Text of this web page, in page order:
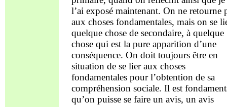
l’ai exposé maintenant. On ne retourne
aux choses fondamentales, mais on se
quelque chose de secondaire, à quelque
chose qui est la pure apparition d’une
conséquence. On doit toujours être en
situation de se lier aux choses
fondamentales pour l’obtention de sa
compréhension sociale. Il est
qu’on puisse se faire un avis, un avis